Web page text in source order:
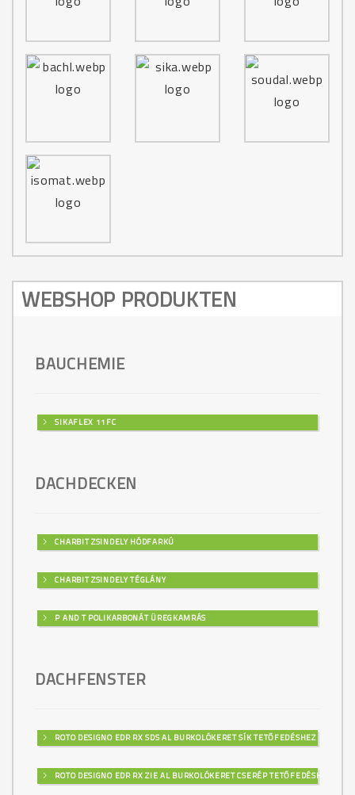
WEBSHOP PRODUKTEN
BAUCHEMIE
SIKAFLEX 11FC
DACHDECKEN
CHARBIT ZSINDELY HÓDFARKÚ
CHARBIT ZSINDELY TÉGLÁNY
P AND T POLIKARBONÁT ÜREGKAMRÁS
DACHFENSTER
ROTO DESIGNO EDR RX SDS AL BURKOLÓKERET SÍK TETŐFEDÉSHEZ
ROTO DESIGNO EDR RX ZIE AL BURKOLÓKERET CSERÉP TETŐFEDÉSHEZ